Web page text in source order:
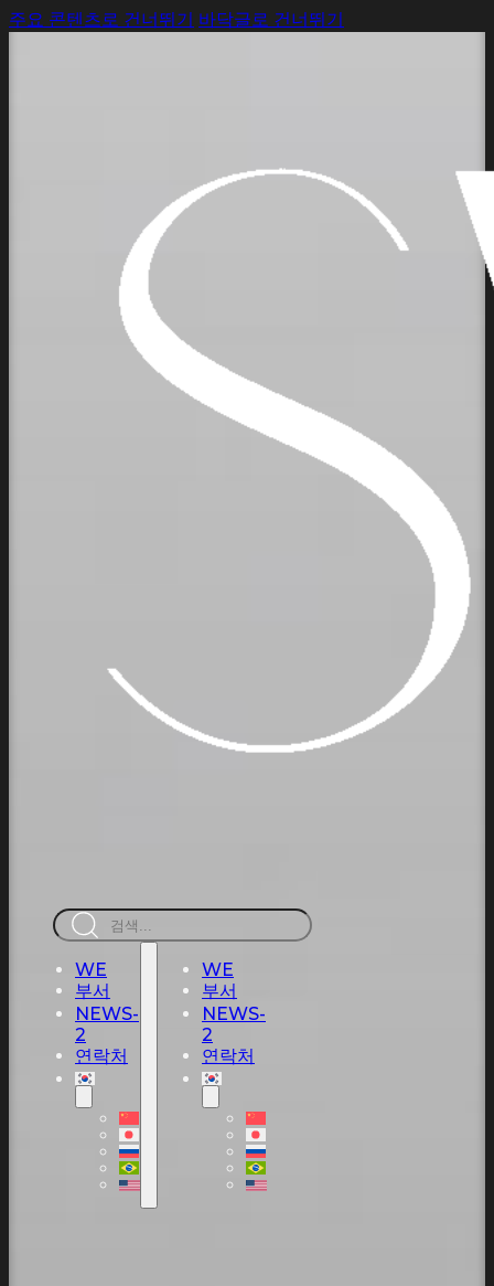
주요 콘텐츠로 건너뛰기 바닥글로 건너뛰기
검
색
WE
부서
NEWS-
2
연락처
WE
부서
NEWS-
2
연락처